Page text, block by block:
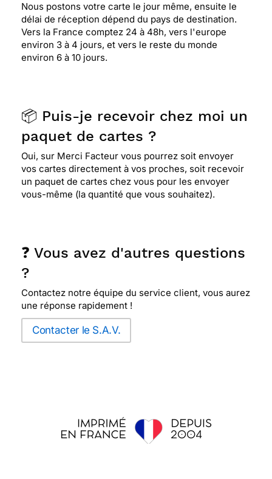
Nous postons votre carte le jour même, ensuite le
délai de réception dépend du pays de destination.
Vers la France comptez 24 à 48h, vers l'europe
environ 3 à 4 jours, et vers le reste du monde
environ 6 à 10 jours.
📦 Puis-je recevoir chez moi un
paquet de cartes ?
Oui, sur Merci Facteur vous pourrez soit envoyer
vos cartes directement à vos proches, soit recevoir
un paquet de cartes chez vous pour les envoyer
vous-même (la quantité que vous souhaitez).
❓ Vous avez d'autres questions
?
Contactez notre équipe du service client, vous aurez
une réponse rapidement !
Contacter le S.A.V.